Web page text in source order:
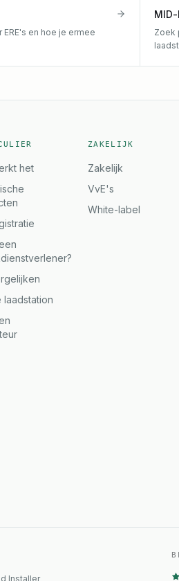
en hoe je ermee
Zoek
het
laadstation
ZAKELIJK
Zakelijk
VvE's
White-label
Installer